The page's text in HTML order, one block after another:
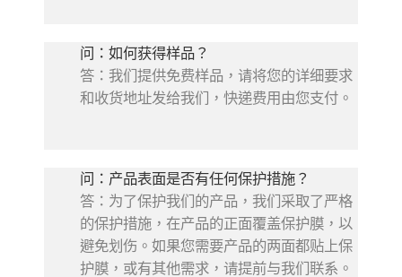
问：如何获得样品？
答：我们提供免费样品，请将您的详细要求
和收货地址发给我们，快递费用由您支付。
问：产品表面是否有任何保护措施？
答：为了保护我们的产品，我们采取了严格
的保护措施，在产品的正面覆盖保护膜，以
避免划伤。如果您需要产品的两面都贴上保
护膜，或有其他需求，请提前与我们联系。